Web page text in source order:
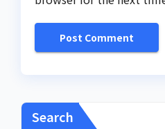
Search